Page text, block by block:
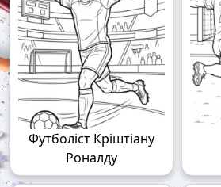
Футболіст Кріштіану
Роналду